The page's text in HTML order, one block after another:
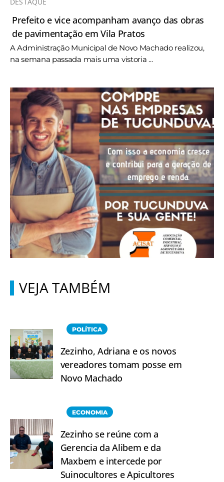
Prefeito e vice acompanham avanço das obras
de pavimentação em Vila Pratos
A Administração Municipal de Novo Machado realizou,
na semana passada mais uma vistoria ...
VEJA TAMBÉM
POLÍTICA
Zezinho, Adriana e os novos
vereadores tomam posse em
Novo Machado
ECONOMIA
Zezinho se reúne com a
Gerencia da Alibem e da
Maxbem e intercede por
Suinocultores e Apicultores